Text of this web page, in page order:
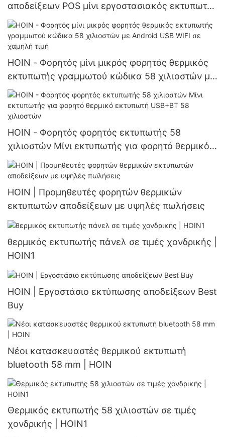
αποδείξεων POS μίνι εργοστασιακός εκτυπωτής
γραμμωτού κώδικα USB BT 58 χιλιοστών
φορητός θερμικός εκτυπωτής
HOIN - Φορητός μίνι μικρός φορητός θερμικός
εκτυπωτής γραμμωτού κώδικα 58 χιλιοστών με
Android USB WIFI σε χαμηλή τιμή
HOIN - Φορητός φορητός εκτυπωτής 58
χιλιοστών Μίνι εκτυπωτής για φορητό θερμικό
εκτυπωτή USB+BT 58 χιλιοστών
HOIN | Προμηθευτές φορητών θερμικών
εκτυπωτών αποδείξεων με υψηλές πωλήσεις
θερμικός εκτυπωτής πάνελ σε τιμές χονδρικής |
HOIN1
HOIN | Εργοστάσιο εκτύπωσης αποδείξεων Best
Buy
Νέοι κατασκευαστές θερμικού εκτυπωτή
bluetooth 58 mm | HOIN
Θερμικός εκτυπωτής 58 χιλιοστών σε τιμές
χονδρικής | HOIN1